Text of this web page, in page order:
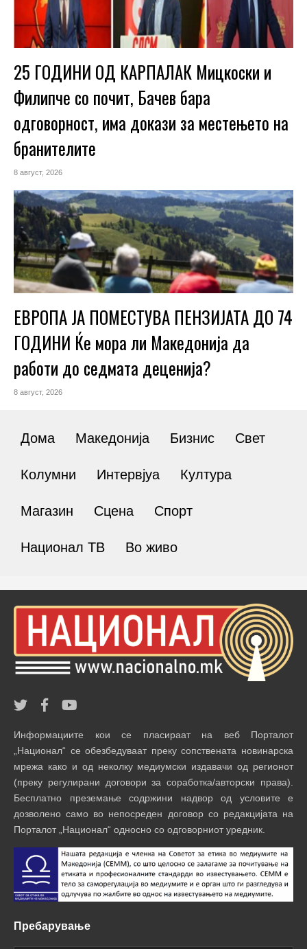
25 ГОДИНИ ОД КАРПАЛАК Мицкоски и
Филипче со почит, Бачев бара
одговорност, има докази за местењето на
бранителите
8 август, 2026
ЕВРОПА ЈА ПОМЕСТУВА ПЕНЗИЈАТА ДО 74
ГОДИНИ Ќе мора ли Македонија да
работи до седмата деценија?
8 август, 2026
Дома Македонија Бизнис Свет
Колумни Интервјуа Култура
Магазин Сцена Спорт
Национал ТВ Во живо
Информациите кои се пласираат на веб Порталот
„Национал“ се обезбедуваат преку сопствената новинарска
мрежа како и од неколку медиумски издавачи од регионот
(преку регулирани договори за соработка/авторски права).
Бесплатно преземање содржини надвор од условите е
дозволено само во непосреден договор со редакцијата на
Порталот „Национал“ односно со одговорниот уредник.
Пребарување